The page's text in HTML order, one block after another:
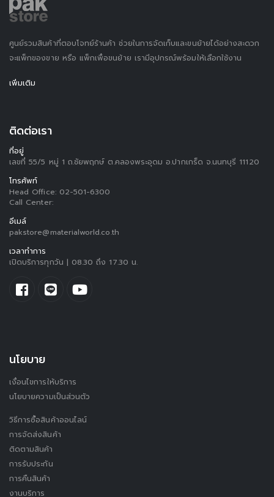
ศูนย์รวมสินค้าที่ตอบโจทย์ร้านค้า ช่วยในการจัดเก็บและขนย้ายได้อย่างสะดวก
จะแพ็กของขาย หรือ แพ็กเพื่อขนย้าย เรามีอุปกรณ์พร้อมให้เลือกใช้งาน
เพิ่มเติม
ติดต่อเรา
ที่อยู่
เลขที่ 55/5 หมู่ 1 ถ.ชัยพฤกษ์ ต.คลองพระอุดม อ.ปากเกร็ด จ.นนทบุรี 11120
โทรศัพท์
Head Office: 02-501-6300
Call Center:
อีเมล์
pakstore@materialworld.co.th
เวลาทำการ
เปิดบริการทุกวัน | 08.30 ถึง 17.30 น.
นโยบาย
เงื่อนไขการให้บริการ
นโยบายความเป็นส่วนตัว
วิธีการซื้อสินค้าออนไลน์
การจัดส่งสินค้า
ติดตามสินค้า
การรับประกัน
การคืนสินค้า
งานบริการ